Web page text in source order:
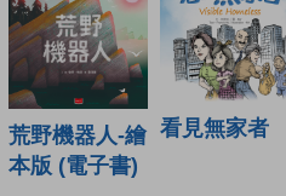
荒野機器人-繪
本版 (電子書)
看見無家者